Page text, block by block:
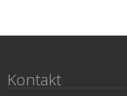
Kontakt